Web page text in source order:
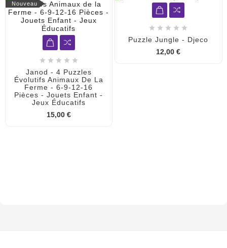
Nouveau
    
Janod - 4 Puzzles
Évolutifs Animaux De La
Ferme - 6-9-12-16
Pièces - Jouets Enfant -
Jeux Éducatifs
15,00 €
    
Puzzle Jungle - Djeco
12,00 €